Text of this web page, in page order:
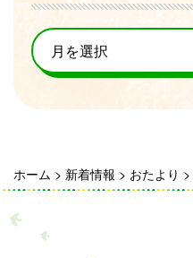
ホーム > 新着情報 > おたより >